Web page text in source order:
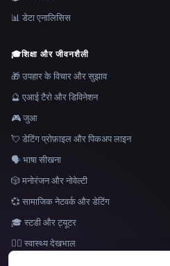
भाषा
📊 डेटा एनालिसिस
🎓शिक्षा और जीवनशैली
🎁 उपहार के विचार और सुझाव
🔮 एआई टैरो और डिविनेशन
🎮 जुआ
💘 डेटिंग प्रोफ़ाइल और पिकअप लाइन
🗣️ भाषा सीखना
🎲 मनोरंजन और नोवेल्टी
💞 सामाजिक नेटवर्क और डेटिंग
🎓 स्टडी और ट्यूटर
👩‍⚕️ स्वास्थ्य देखभाल